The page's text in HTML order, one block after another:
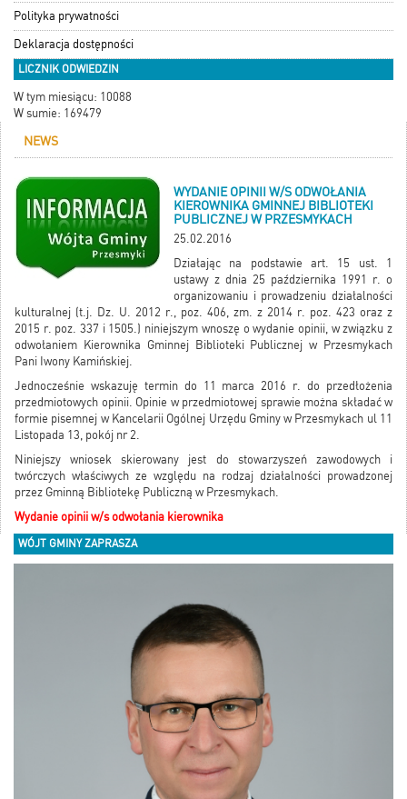
Polityka prywatności
Deklaracja dostępności
LICZNIK ODWIEDZIN
W tym miesiącu: 10088
W sumie: 169479
NEWS
WYDANIE OPINII W/S ODWOŁANIA
KIEROWNIKA GMINNEJ BIBLIOTEKI
PUBLICZNEJ W PRZESMYKACH
25.02.2016
Działając na podstawie art. 15 ust. 1
ustawy z dnia 25 października 1991 r. o
organizowaniu i prowadzeniu działalności
kulturalnej (t.j. Dz. U. 2012 r., poz. 406, zm. z 2014 r. poz. 423 oraz z
2015 r. poz. 337 i 1505.) niniejszym wnoszę o wydanie opinii, w związku z
odwołaniem Kierownika Gminnej Biblioteki Publicznej w Przesmykach
Pani Iwony Kamińskiej.
Jednocześnie wskazuję termin do 11 marca 2016 r. do przedłożenia
przedmiotowych opinii. Opinie w przedmiotowej sprawie można składać w
formie pisemnej w Kancelarii Ogólnej Urzędu Gminy w Przesmykach ul 11
Listopada 13, pokój nr 2.
Niniejszy wniosek skierowany jest do stowarzyszeń zawodowych i
twórczych właściwych ze względu na rodzaj działalności prowadzonej
przez Gminną Bibliotekę Publiczną w Przesmykach.
Wydanie opinii w/s odwołania kierownika
WÓJT GMINY ZAPRASZA